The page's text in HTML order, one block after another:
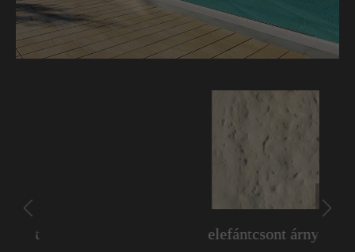
elefántcsont árnyalt